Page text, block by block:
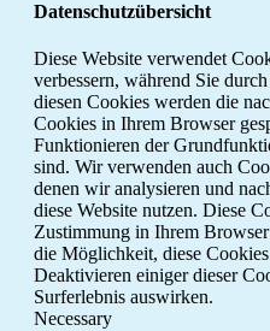
Datenschutzübersicht
Diese Website verwendet
verbessern, während Sie
diesen Cookies werden die
Cookies in Ihrem Browser
Funktionieren der
sind. Wir verwenden auch
denen wir analysieren und
diese Website nutzen. Diese
Zustimmung in Ihrem
die Möglichkeit, diese
Deaktivieren einiger dieser
Surferlebnis auswirken.
Necessary